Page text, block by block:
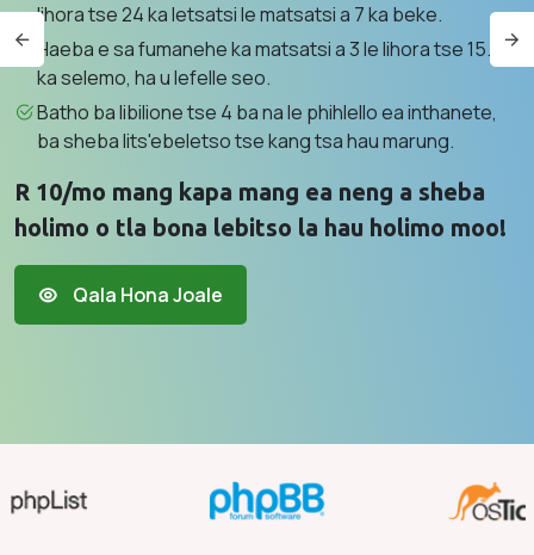
lihora tse 24 ka letsatsi le matsatsi a 7 ka beke.
Haeba e sa fumanehe ka matsatsi a 3 le lihora tse 15.6
ka selemo, ha u lefelle seo.
Batho ba libilione tse 4 ba na le phihlello ea inthanete,
ba sheba lits'ebeletso tse kang tsa hau marung.
R 10/mo mang kapa mang ea neng a sheba
holimo o tla bona lebitso la hau holimo moo!
Qala Hona Joale